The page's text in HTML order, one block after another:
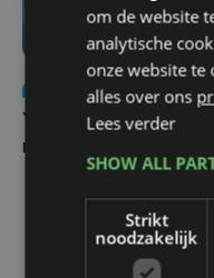
Nieuws
do 6
Yaro (19), slachtoffer
maandenlange coma
om de website
analytische
onze website te
alles over ons
Lees verder
SHOW ALL
Strikt
noodzakelijk